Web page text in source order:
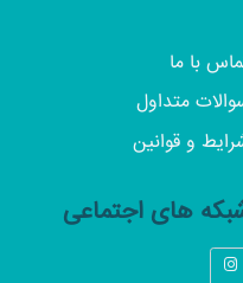
با ما
متداول
و قوانین
های اجتماعی